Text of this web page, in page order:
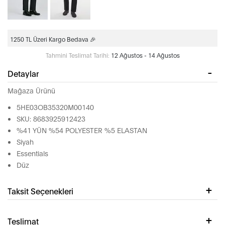
1250 TL Üzeri Kargo Bedava 🎉
Tahmini Teslimat Tarihi: 12 Ağustos - 14 Ağustos
Detaylar
Mağaza Ürünü
5HE03OB35320M00140
SKU: 8683925912423
%41 YÜN %54 POLYESTER %5 ELASTAN
Siyah
Essentials
Düz
Taksit Seçenekleri
Teslimat